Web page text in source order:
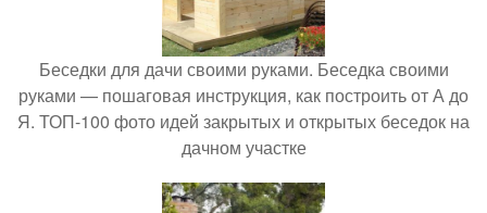
Беседки для дачи своими руками. Беседка своими
руками — пошаговая инструкция, как построить от А до
Я. ТОП-100 фото идей закрытых и открытых беседок на
дачном участке